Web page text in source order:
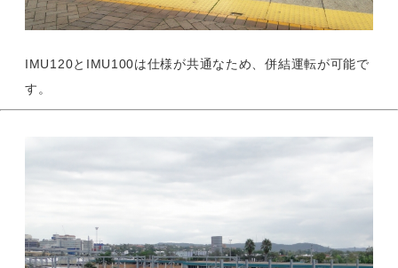
IMU120とIMU100は仕様が共通なため、併結運転が可能で
す。